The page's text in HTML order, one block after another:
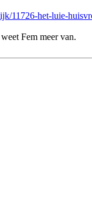
11726-het-luie-
Fem meer van.